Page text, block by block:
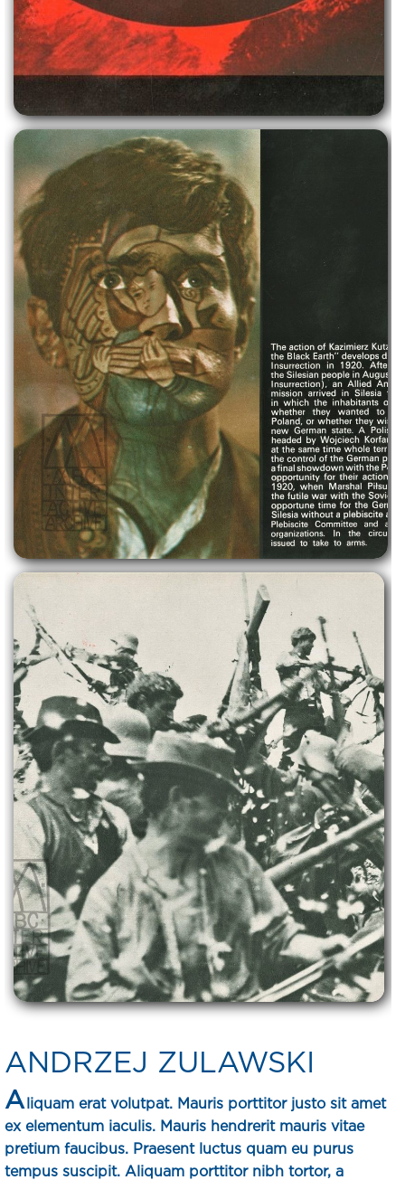
ANDRZEJ ZULAWSKI
Aliquam erat volutpat. Mauris porttitor justo sit amet
ex elementum iaculis. Mauris hendrerit mauris vitae
pretium faucibus. Praesent luctus quam eu purus
tempus suscipit. Aliquam porttitor nibh tortor, a